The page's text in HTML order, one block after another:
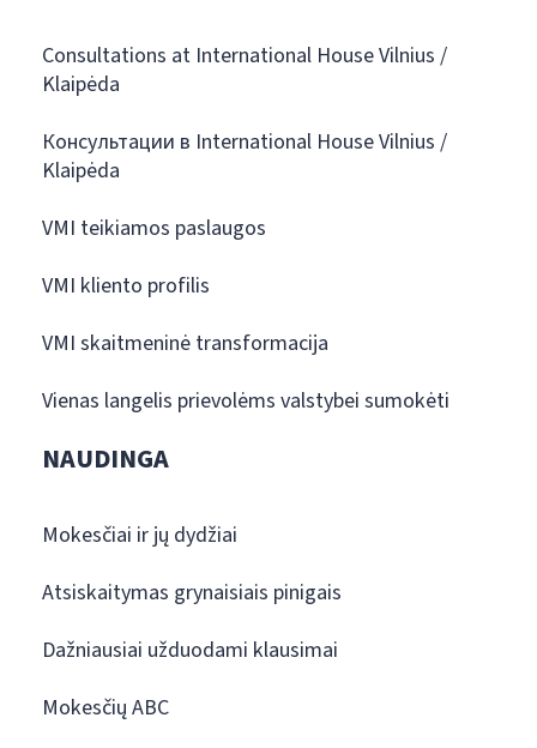
Consultations at International House Vilnius /
Klaipėda
Консультации в International House Vilnius /
Klaipėda
VMI teikiamos paslaugos
VMI kliento profilis
VMI skaitmeninė transformacija
Vienas langelis prievolėms valstybei sumokėti
NAUDINGA
Mokesčiai ir jų dydžiai
Atsiskaitymas grynaisiais pinigais
Dažniausiai užduodami klausimai
Mokesčių ABC